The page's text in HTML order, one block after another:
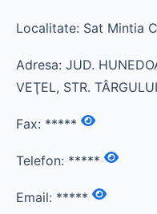
Localitate: Sat Mintia
Adresa: JUD.
VEŢEL, STR.
Fax: *****
Telefon: *****
Email: *****